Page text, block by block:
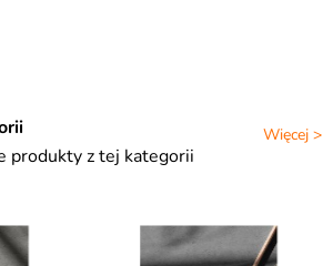
Więcej >
produkty z tej kategorii